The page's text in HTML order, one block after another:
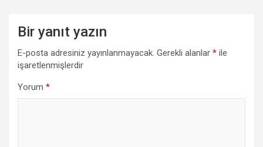
Bir yanıt yazın
E-posta adresiniz yayınlanmayacak. Gerekli alanlar * ile
işaretlenmişlerdir
Yorum *